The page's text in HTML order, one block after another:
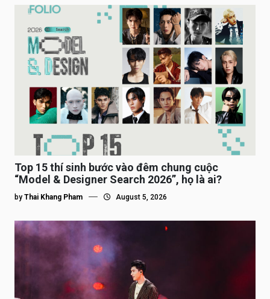
Top 15 thí sinh bước vào đêm chung cuộc
“Model & Designer Search 2026”, họ là ai?
by Thai Khang Pham August 5, 2026